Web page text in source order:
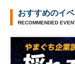
おすすめのイ
RECOMMENDED